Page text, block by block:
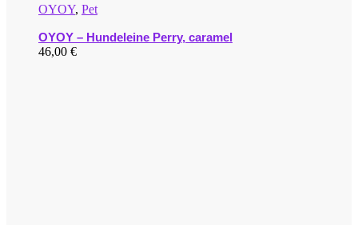
OYOY, Pet
OYOY – Hundeleine Perry, caramel
46,00 €